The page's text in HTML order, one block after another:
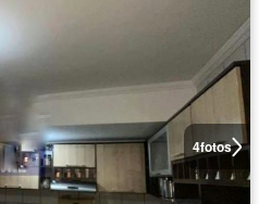
4fotos